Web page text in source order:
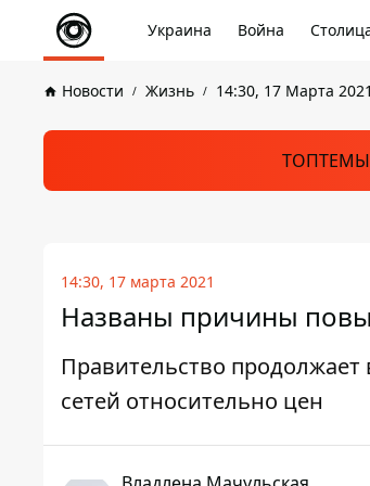
Украина Война
Новости Жизнь 14:30, 17 Марта 2021
14:30, 17 марта 2021
Названы причины
Правительство
сетей относительно цен